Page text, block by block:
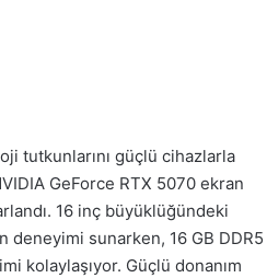
tutkunlarını güçlü cihazlarla
GeForce RTX 5070 ekran
16 inç büyüklüğündeki
deneyimi sunarken, 16 GB DDR5
kolaylaşıyor. Güçlü donanım